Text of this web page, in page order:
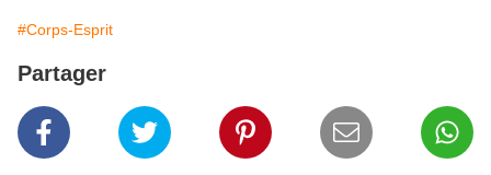
#Corps-Esprit
Partager